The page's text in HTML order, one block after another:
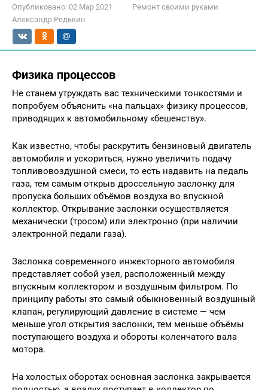
Опубликовано: 02 Мар 2021
Ремонт своими руками
Александр Редькин
Физика процессов
Не станем утруждать вас техническими тонкостями и
попробуем объяснить «на пальцах» физику процессов,
приводящих к автомобильному «бешенству».
Как известно, чтобы раскрутить бензиновый двигатель
автомобиля и ускориться, нужно увеличить подачу
топливовоздушной смеси, то есть надавить на педаль
газа, тем самым открыв дроссельную заслонку для
пропуска больших объёмов воздуха во впускной
коллектор. Открывание заслонки осуществляется
механически (тросом) или электронно (при наличии
электронной педали газа).
Заслонка современного инжекторного автомобиля
представляет собой узел, расположенный между
впускным коллектором и воздушным фильтром. По
принципу работы это самый обыкновенный воздушный
клапан, регулирующий давление в системе — чем
меньше угол открытия заслонки, тем меньше объёмы
поступающего воздуха и обороты коленчатого вала
мотора.
На холостых оборотах основная заслонка закрывается